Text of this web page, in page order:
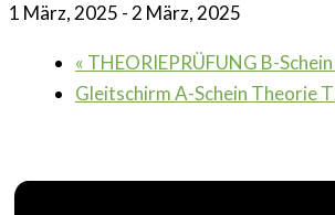
1 März, 2025 -2 März, 2025
« THEORIEPRÜFUNG B-
Gleitschirm A-Schein Theorie